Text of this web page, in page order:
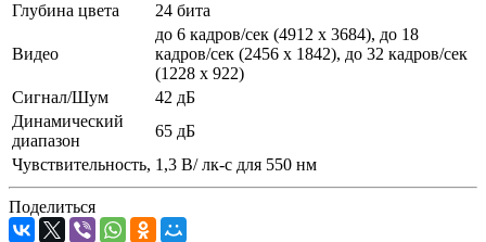
Глубина цвета
24 бита
Видео
до 6 кадров/сек (4912 х 3684), до 18
кадров/сек (2456 х 1842), до 32 кадров/сек
(1228 х 922)
Сигнал/Шум
42 дБ
Динамический
диапазон
65 дБ
Чувствительность, 1,3 В/ лк-с для 550 нм
Поделиться